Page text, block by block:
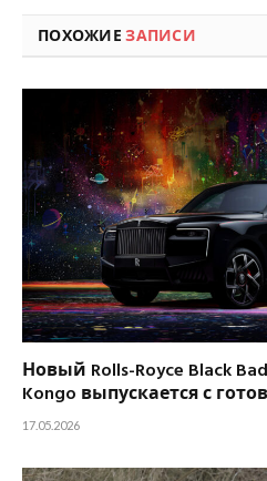
ПОХОЖИЕЗАПИСИ
Новый Rolls-Royce Black
Kongo выпускается с
17.05.2026